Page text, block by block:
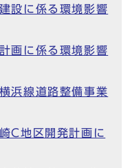
設に係る環境影響
画に係る環境影響
浜線道路整備事業
C地区開発計画に